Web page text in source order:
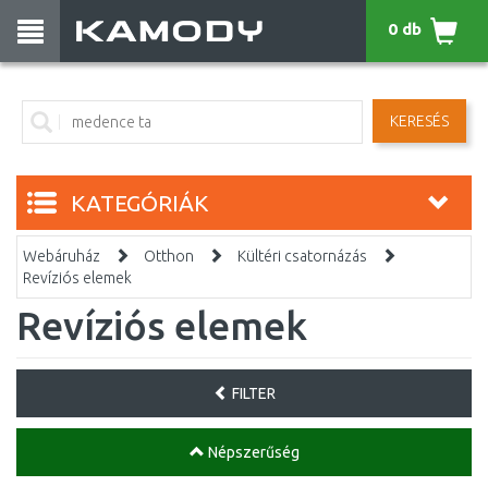
KERESÉS
0 db
KATEGÓRIÁK
Webáruház Otthon
Kültéri csatornázás
Revíziós elemek
Revíziós elemek
FILTER
Népszerűség